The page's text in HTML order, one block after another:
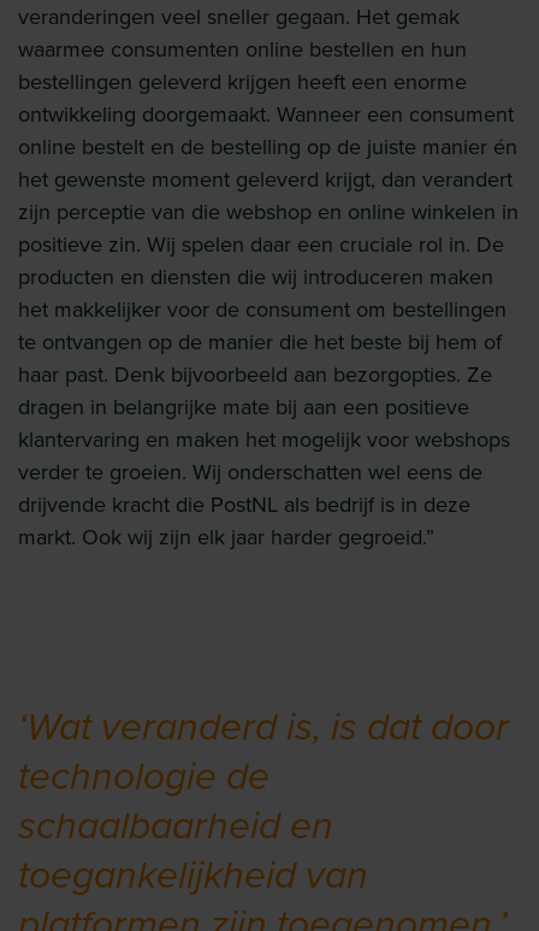
veranderingen veel sneller gegaan. Het gemak
waarmee consumenten online bestellen en hun
bestellingen geleverd krijgen heeft een enorme
ontwikkeling doorgemaakt. Wanneer een consument
online bestelt en de bestelling op de juiste manier én
het gewenste moment geleverd krijgt, dan verandert
zijn perceptie van die webshop en online winkelen in
positieve zin. Wij spelen daar een cruciale rol in. De
producten en diensten die wij introduceren maken
het makkelijker voor de consument om bestellingen
te ontvangen op de manier die het beste bij hem of
haar past. Denk bijvoorbeeld aan bezorgopties. Ze
dragen in belangrijke mate bij aan een positieve
klantervaring en maken het mogelijk voor webshops
verder te groeien. Wij onderschatten wel eens de
drijvende kracht die PostNL als bedrijf is in deze
markt. Ook wij zijn elk jaar harder gegroeid.”
‘Wat veranderd is, is dat door
technologie de
schaalbaarheid en
toegankelijkheid van